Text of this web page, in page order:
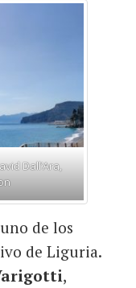
Dall’Ara,
de los
de Liguria.
,